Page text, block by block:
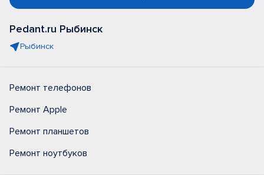
Pedant.ru Рыбинск
Рыбинск
Ремонт телефонов
Ремонт Apple
Ремонт планшетов
Ремонт ноутбуков